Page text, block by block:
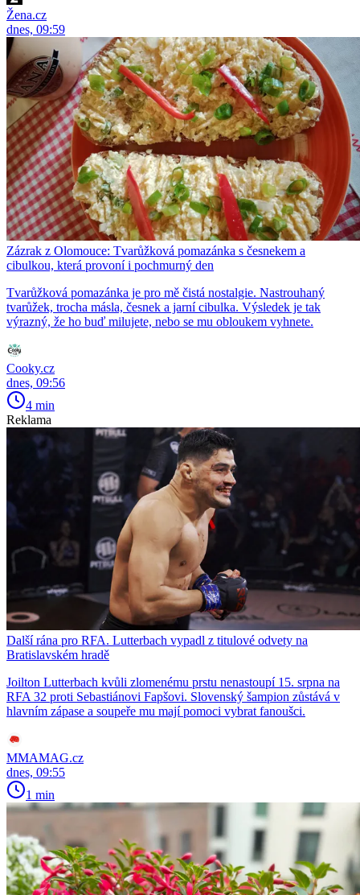
Žena.cz
dnes, 09:59
Zázrak z Olomouce: Tvarůžková pomazánka s česnekem a
cibulkou, která provoní i pochmurný den
Tvarůžková pomazánka je pro mě čistá nostalgie. Nastrouhaný
tvarůžek, trocha másla, česnek a jarní cibulka. Výsledek je tak
výrazný, že ho buď milujete, nebo se mu obloukem vyhnete.
Cooky.cz
dnes, 09:56
4 min
Reklama
Další rána pro RFA. Lutterbach vypadl z titulové odvety na
Bratislavském hradě
Joilton Lutterbach kvůli zlomenému prstu nenastoupí 15. srpna na
RFA 32 proti Sebastiánovi Fapšovi. Slovenský šampion zůstává v
hlavním zápase a soupeře mu mají pomoci vybrat fanoušci.
MMAMAG.cz
dnes, 09:55
1 min